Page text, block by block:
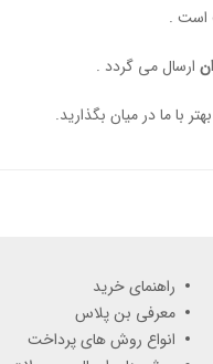
است .
ارسال می گردد .
با ما در میان بگذارید.
راهنمای خرید
معرفی بن پلاس
انواع روش های پرداخت